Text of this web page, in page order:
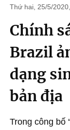
Thứ hai, 25/5/
Chính
Brazil
dạng
bản địa
Trong công bố